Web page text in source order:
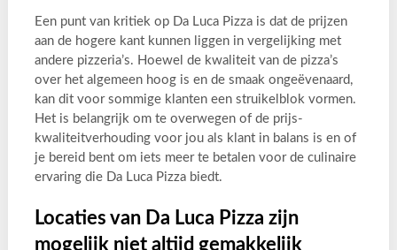
Een punt van kritiek op Da Luca Pizza is dat de prijzen
aan de hogere kant kunnen liggen in vergelijking met
andere pizzeria’s. Hoewel de kwaliteit van de pizza’s
over het algemeen hoog is en de smaak ongeëvenaard,
kan dit voor sommige klanten een struikelblok vormen.
Het is belangrijk om te overwegen of de prijs-
kwaliteitverhouding voor jou als klant in balans is en of
je bereid bent om iets meer te betalen voor de culinaire
ervaring die Da Luca Pizza biedt.
Locaties van Da Luca Pizza zijn
mogelijk niet altijd gemakkelijk